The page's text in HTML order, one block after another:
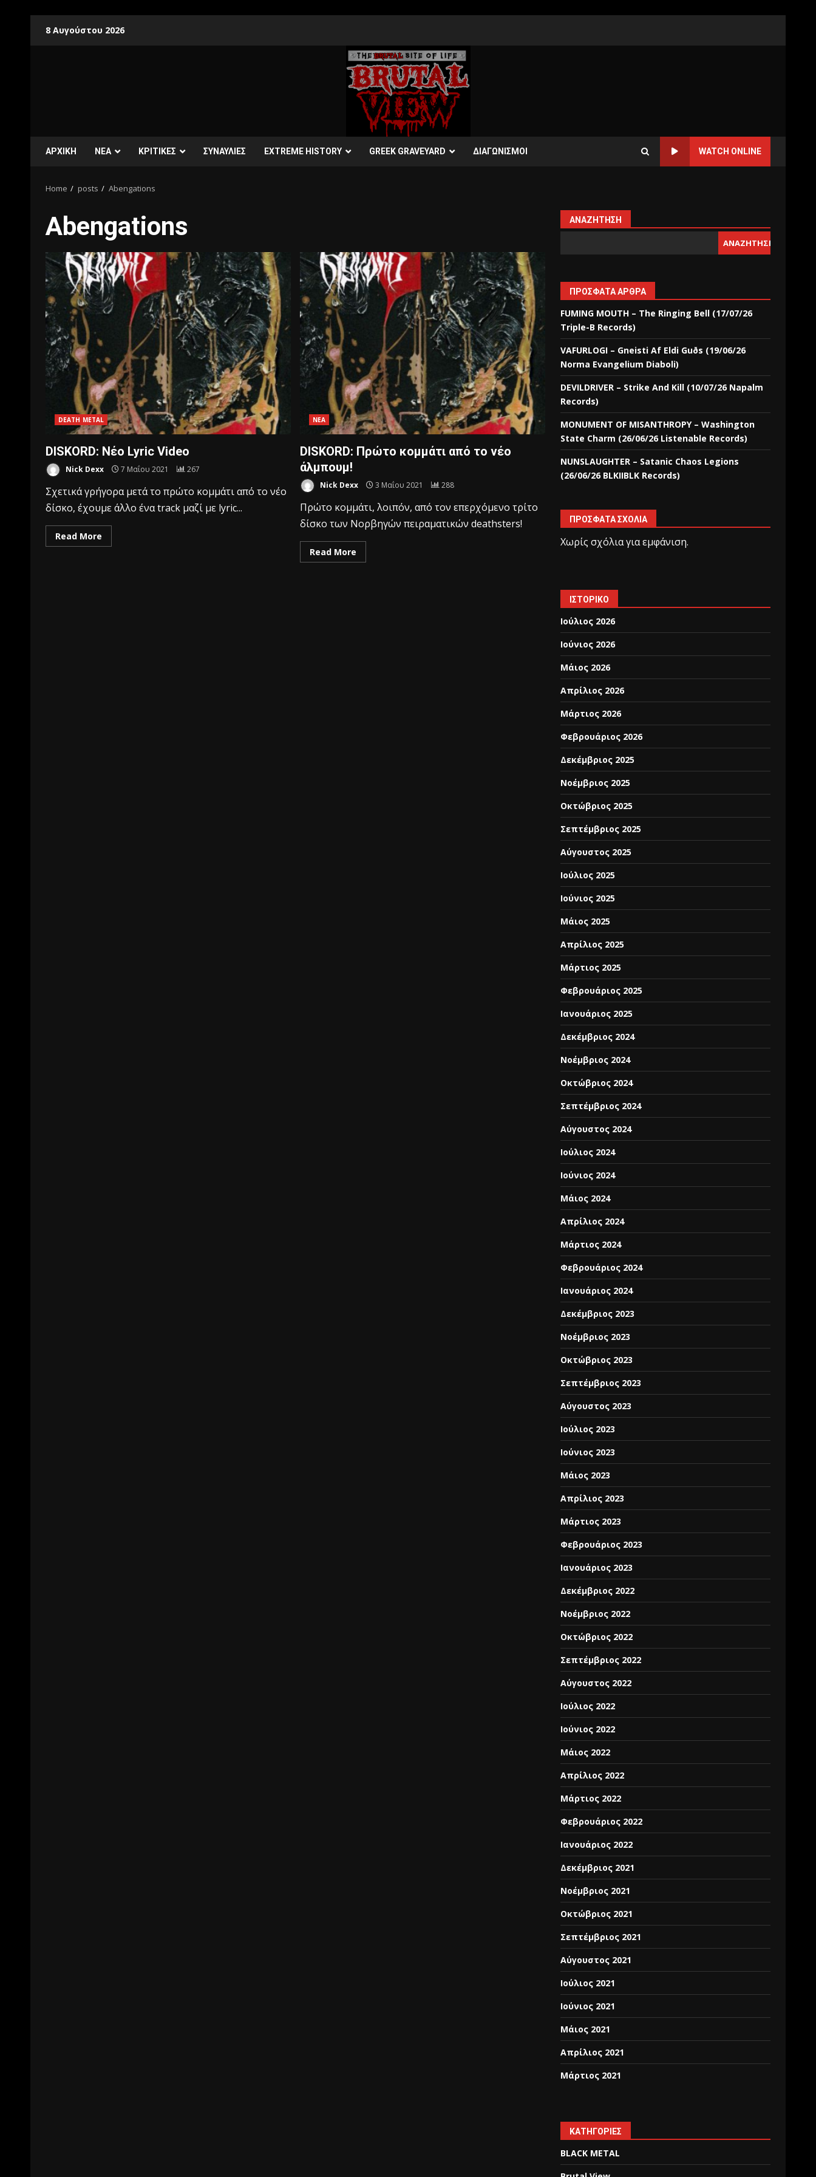
8 Αυγούστου 2026
ΑΡΧΙΚΗ ΝΕΑ ΚΡΙΤΙΚΕΣ ΣΥΝΑΥΛΙΕΣ EXTREME HISTORY GREEK GRAVEYARD ΔΙΑΓΩΝΙΣΜΟΙ WATCH ONLINE
Home posts Abengations
Abengations
DEATH METAL
DISKORD: Νέο Lyric Video
Nick Dexx 7 Μαΐου 2021 267
Σχετικά γρήγορα μετά το πρώτο κομμάτι από το νέο
δίσκο, έχουμε άλλο ένα track μαζί με lyric...
Read More
ΝΕΑ
DISKORD: Πρώτο κομμάτι από το νέο
άλμπουμ!
Nick Dexx 3 Μαΐου 2021 288
Πρώτο κομμάτι, λοιπόν, από τον επερχόμενο τρίτο
δίσκο των Νορβηγών πειραματικών deathsters!
Read More
ΑΝΑΖΉΤΗΣΗ
ΑΝΑΖΉΤΗΣΗ
ΠΡΌΣΦΑΤΑ ΆΡΘΡΑ
FUMING MOUTH – The Ringing Bell (17/07/26
Triple-B Records)
VAFURLOGI – Gneisti Af Eldi Guðs (19/06/26
Norma Evangelium Diaboli)
DEVILDRIVER – Strike And Kill (10/07/26 Napalm
Records)
MONUMENT OF MISANTHROPY – Washington
State Charm (26/06/26 Listenable Records)
NUNSLAUGHTER – Satanic Chaos Legions
(26/06/26 BLKIIBLK Records)
ΠΡΌΣΦΑΤΑ ΣΧΌΛΙΑ
Χωρίς σχόλια για εμφάνιση.
ΙΣΤΟΡΙΚΌ
Ιούλιος 2026
Ιούνιος 2026
Μάιος 2026
Απρίλιος 2026
Μάρτιος 2026
Φεβρουάριος 2026
Δεκέμβριος 2025
Νοέμβριος 2025
Οκτώβριος 2025
Σεπτέμβριος 2025
Αύγουστος 2025
Ιούλιος 2025
Ιούνιος 2025
Μάιος 2025
Απρίλιος 2025
Μάρτιος 2025
Φεβρουάριος 2025
Ιανουάριος 2025
Δεκέμβριος 2024
Νοέμβριος 2024
Οκτώβριος 2024
Σεπτέμβριος 2024
Αύγουστος 2024
Ιούλιος 2024
Ιούνιος 2024
Μάιος 2024
Απρίλιος 2024
Μάρτιος 2024
Φεβρουάριος 2024
Ιανουάριος 2024
Δεκέμβριος 2023
Νοέμβριος 2023
Οκτώβριος 2023
Σεπτέμβριος 2023
Αύγουστος 2023
Ιούλιος 2023
Ιούνιος 2023
Μάιος 2023
Απρίλιος 2023
Μάρτιος 2023
Φεβρουάριος 2023
Ιανουάριος 2023
Δεκέμβριος 2022
Νοέμβριος 2022
Οκτώβριος 2022
Σεπτέμβριος 2022
Αύγουστος 2022
Ιούλιος 2022
Ιούνιος 2022
Μάιος 2022
Απρίλιος 2022
Μάρτιος 2022
Φεβρουάριος 2022
Ιανουάριος 2022
Δεκέμβριος 2021
Νοέμβριος 2021
Οκτώβριος 2021
Σεπτέμβριος 2021
Αύγουστος 2021
Ιούλιος 2021
Ιούνιος 2021
Μάιος 2021
Απρίλιος 2021
Μάρτιος 2021
KΑΤΗΓΟΡΊΕΣ
BLACK METAL